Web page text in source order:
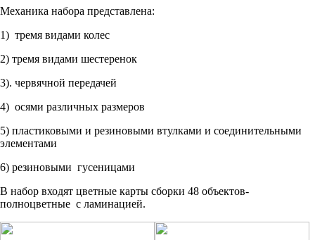
Механика набора представлена:
1) тремя видами колес
2) тремя видами шестеренок
3). червячной передачей
4) осями различных размеров
5) пластиковыми и резиновыми втулками и соединительными
элементами
6) резиновыми гусеницами
В набор входят цветные карты сборки 48 объектов-
полноцветные с ламинацией.